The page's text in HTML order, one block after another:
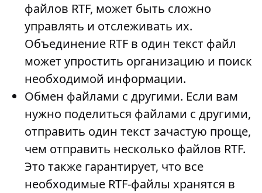
файлов RTF, может быть сложно
управлять и отслеживать их.
Объединение RTF в один текст файл
может упростить организацию и поиск
необходимой информации.
Обмен файлами с другими. Если вам
нужно поделиться файлами с другими,
отправить один текст зачастую проще,
чем отправить несколько файлов RTF.
Это также гарантирует, что все
необходимые RTF-файлы хранятся в